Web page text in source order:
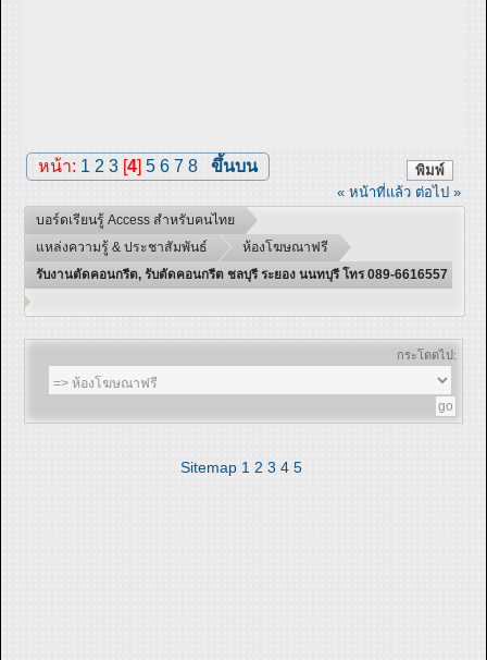
พิมพ์
หน้า: 1 2 3[4] 5 6 7 8 ขึ้นบน
« หน้าที่แล้ว ต่อไป »
บอร์ดเรียนรู้ Access สำหรับคนไทย
แหล่งความรู้ & ประชาสัมพันธ์
ห้องโฆษณาฟรี
รับงานตัดคอนกรีต, รับตัดคอนกรีต ชลบุรี ระยอง นนทบุรี โทร 089-6616557
กระโดดไป:
Sitemap 1 2 3 4 5